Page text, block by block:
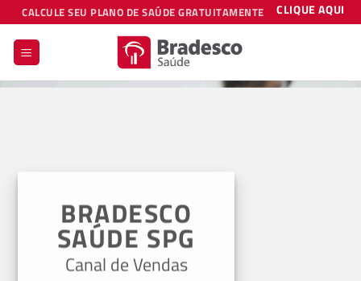
Skip
to
content
CALCULE SEU PLANO DE SAÚDE GRATUITAMENTE CLIQUE AQUI
BRADESCO
SAÚDE SPG
Canal de Vendas